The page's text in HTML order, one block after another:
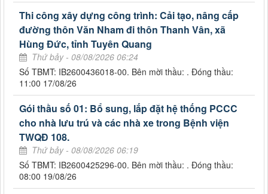
Thi công xây dựng công trình: Cải tạo, nâng cấp
đường thôn Văn Nham đi thôn Thanh Vân, xã
Hùng Đức, tỉnh Tuyên Quang
Thứ bảy - 08/08/2026 06:24
Số TBMT: IB2600436018-00. Bên mời thầu: . Đóng thầu:
11:00 17/08/26
Gói thầu số 01: Bổ sung, lắp đặt hệ thống PCCC
cho nhà lưu trú và các nhà xe trong Bệnh viện
TWQĐ 108.
Thứ bảy - 08/08/2026 06:19
Số TBMT: IB2600425296-00. Bên mời thầu: . Đóng thầu:
08:00 19/08/26